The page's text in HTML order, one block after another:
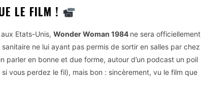
LE FILM !
Etats-Unis, Wonder Woman 1984 ne sera officiellement
ne lui ayant pas permis de sortir en salles par chez
parler en bonne et due forme, autour d’un podcast un poil
vous perdez le fil), mais bon : sincèrement, vu le film que